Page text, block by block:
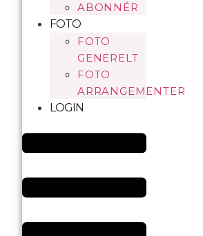
ABONNÉR
FOTO
FOTO
GENERELT
FOTO
ARRANGEMENTER
LOGIN